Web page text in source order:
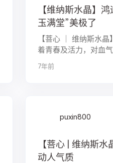
【维纳斯水晶】
玉​满堂”美极了
【菩‎心 ｜ 维纳斯水
着青​春‎及‎活​力‎，对血​
的好处，能启发‎心灵​
洁​之‎物近‎身‎...
7年前
puxin800
【菩心 | 维纳斯
动人气质